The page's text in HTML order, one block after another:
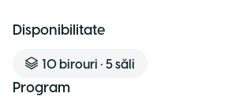
Disponibilitate
10 birouri • 5săli
Program